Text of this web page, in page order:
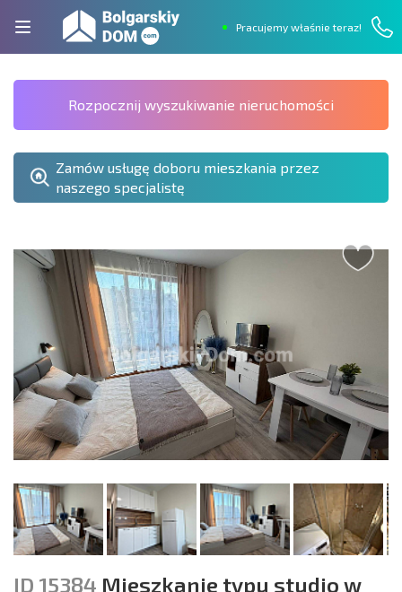
Pracujemy właśnie teraz!
Rozpocznij wyszukiwanie nieruchomości
Zamów usługę doboru mieszkania przez
naszego specjalistę
ID 15384 Mieszkanie typu studio w